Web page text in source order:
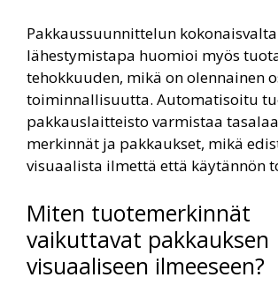
Pakkaussuunnittelun
lähestymistapa huomioi myös
tehokkuuden, mikä on olennainen
toiminnallisuutta. Automatisoitu
pakkauslaitteisto varmistaa
merkinnät ja pakkaukset, mikä
visuaalista ilmettä että käytännön
Miten tuotemerkinnät
vaikuttavat pakkauksen
visuaaliseen ilmeeseen?